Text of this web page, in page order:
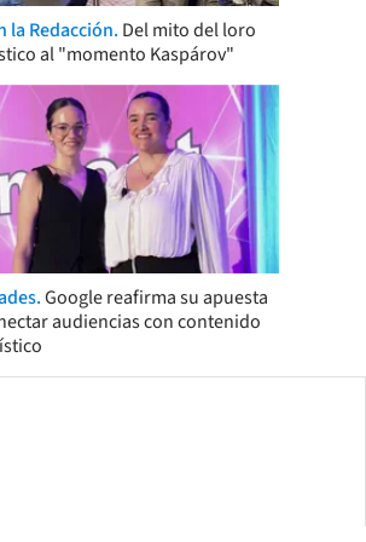
la Redacción. Del mito del loro
al "momento Kaspárov"
Google reafirma su apuesta
audiencias con contenido